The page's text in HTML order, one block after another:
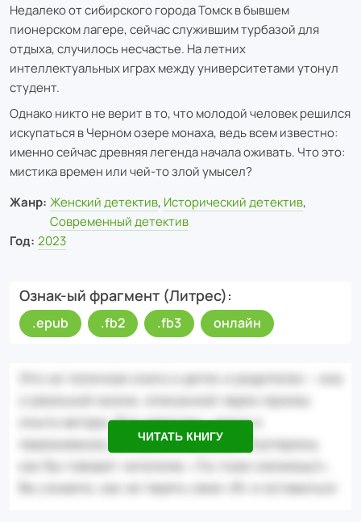
Недалеко от сибирского города Томск в бывшем
пионерском лагере, сейчас служившим турбазой для
отдыха, случилось несчастье. На летних
интеллектуальных играх между университетами утонул
студент.
Однако никто не верит в то, что молодой человек решился
искупаться в Черном озере монаха, ведь всем известно:
именно сейчас древняя легенда начала оживать. Что это:
мистика времен или чей-то злой умысел?
Жанр: Женский детектив, Исторический детектив,
Современный детектив
Год: 2023
Ознак-ый фрагмент (Литрес)
.epub .fb2 .fb3 онлайн
ЧИТАТЬ КНИГУ